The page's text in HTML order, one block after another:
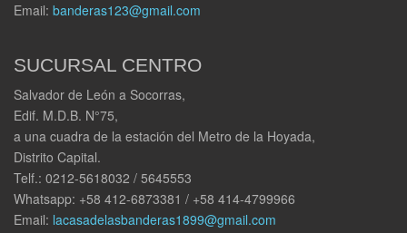
Email: banderas123@gmail.com
SUCURSAL CENTRO
Salvador de León a Socorras,
Edif. M.D.B. N°75,
a una cuadra de la estación del Metro de la Hoyada,
Distrito Capital.
Telf.: 0212-5618032 / 5645553
Whatsapp: +58 412-6873381 / +58 414-4799966
Email: lacasadelasbanderas1899@gmail.com